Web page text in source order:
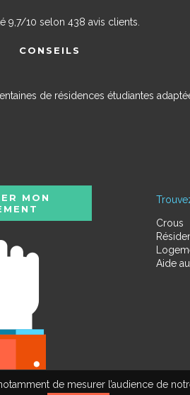
de mesurer l’audience de
9,7/10 selon 438 avis clients.
CONSEILS
de résidences étudiantes
Crous
Aide
MON